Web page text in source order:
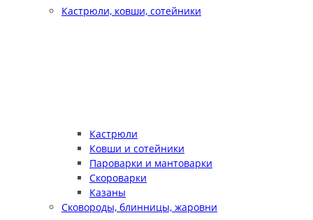
Кастрюли, ковши, сотейники
Кастрюли
Ковши и сотейники
Пароварки и мантоварки
Скороварки
Казаны
Сковороды, блинницы, жаровни